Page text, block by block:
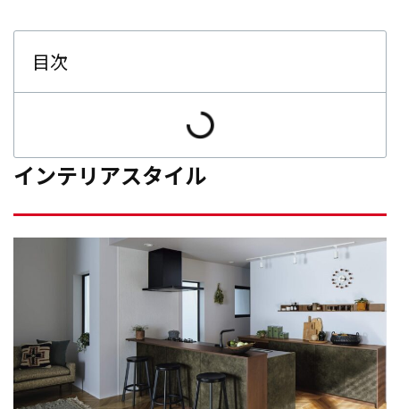
目次
インテリアスタイル